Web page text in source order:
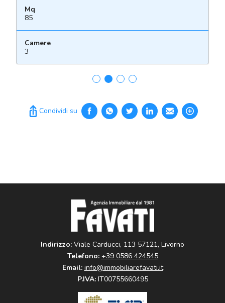
Mq
85
Camere
3
Condividi su
Indirizzo: Viale Carducci, 113 57121, Livorno
Telefono: +39 0586 424545
Email: info@immobiliarefavati.it
P.IVA:IT00755660495